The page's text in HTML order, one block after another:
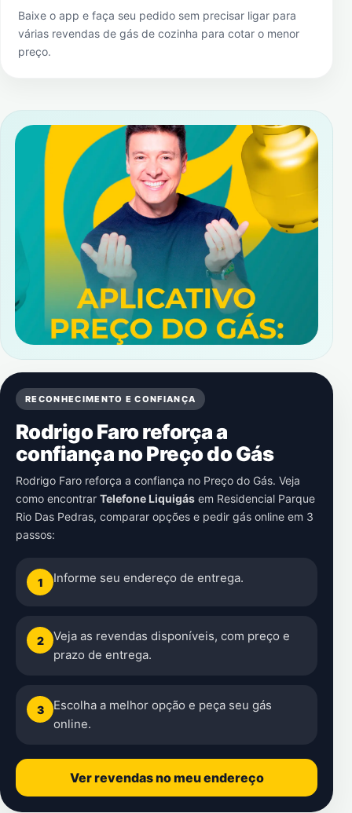
Baixe o app e faça seu pedido sem precisar ligar para
várias revendas de gás de cozinha para cotar o menor
preço.
RECONHECIMENTO E CONFIANÇA
Rodrigo Faro reforça a
confiança no Preço do Gás
Rodrigo Faro reforça a confiança no Preço do Gás. Veja
como encontrar Telefone Liquigás em Residencial Parque
Rio Das Pedras, comparar opções e pedir gás online em 3
passos:
1 Informe seu endereço de entrega.
2
Veja as revendas disponíveis, com preço e
prazo de entrega.
3
Escolha a melhor opção e peça seu gás
online.
Ver revendas no meu endereço